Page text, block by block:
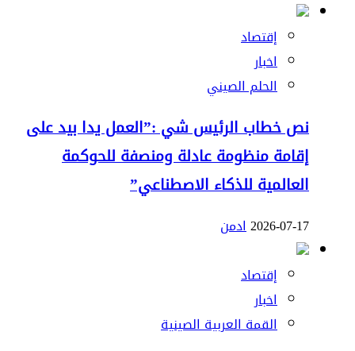
إقتصاد
اخبار
الحلم الصيني
نص خطاب الرئيس شي :”العمل يدا بيد على
إقامة منظومة عادلة ومنصفة للحوكمة
العالمية للذكاء الاصطناعي”
2026-07-17ادمن
إقتصاد
اخبار
القمة العربية الصينية